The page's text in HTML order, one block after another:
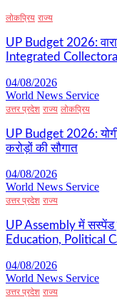
लोकप्रिय राज्य
UP Budget 2026:
Integrated
04/08/2026
World News Service
उत्तर प्रदेश राज्य लोकप्रिय
UP Budget 2026: योगी
करोड़ों की सौगात
04/08/2026
World News Service
उत्तर प्रदेश राज्य
UP Assembly में सस्पेंड
Education, Political
04/08/2026
World News Service
उत्तर प्रदेश राज्य